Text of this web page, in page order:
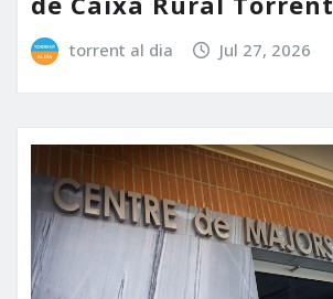
torrent al dia Jul 27, 2026